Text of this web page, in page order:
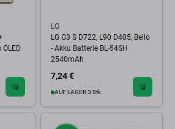
LG
LG G3 S D722, L90 D405, Bello
- Akku Batterie BL-54SH
2540mAh
7,24 €
AUF LAGER 3 Stk